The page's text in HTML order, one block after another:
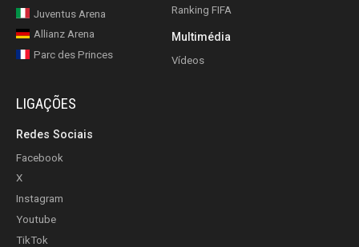
Juventus Arena
Allianz Arena
Parc des Princes
Ranking FIFA
Multimédia
Vídeos
LIGAÇÕES
Redes Sociais
Facebook
X
Instagram
Youtube
TikTok